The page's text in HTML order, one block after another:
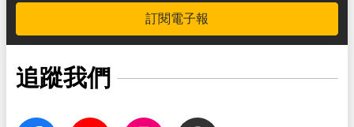
訂閱電子報
追蹤我們